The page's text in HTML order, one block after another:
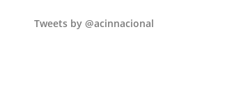
Tweets by @acinnacional